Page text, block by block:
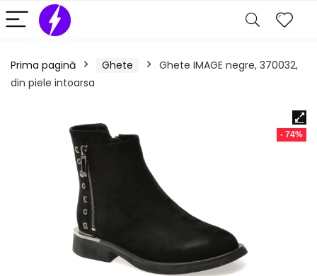
Prima pagină Ghete
Ghete IMAGE negre, 370032,
din piele intoarsa
- 74%